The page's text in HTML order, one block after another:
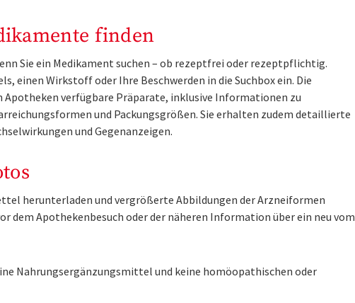
finden
Sie ein Medikament suchen – ob rezeptfrei oder rezeptpflichtig.
einen Wirkstoff oder Ihre Beschwerden in die Suchbox ein. Die
Apotheken verfügbare Präparate, inklusive Informationen zu
und Packungsgrößen. Sie erhalten zudem detaillierte
und Gegenanzeigen.
herunterladen und vergrößerte Abbildungen der Arzneiformen
dem Apothekenbesuch oder der näheren Information über ein neu vom
Nahrungsergänzungsmittel und keine homöopathischen oder